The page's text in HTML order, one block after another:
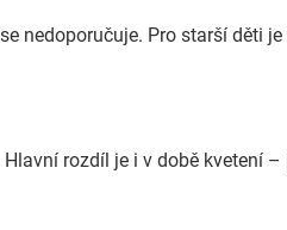
nedoporučuje. Pro starší děti
rozdíl je i v době kvetení